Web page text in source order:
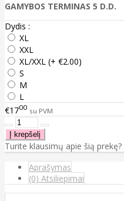
GAMYBOS TERMINAS 5 D.D.
Dydis :
XL
XXL
XL/XXL (+ €2.00)
S
M
L
€1700 su PVM
Turite klausimų apie šią prekę?
Aprašymas
(0) Atsiliepimai